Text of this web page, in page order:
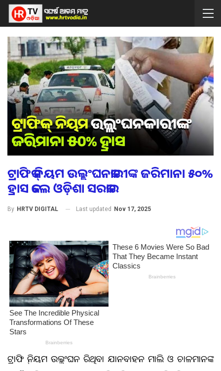
ଟ୍ରାଫିକ୍ ନିୟମ ଉଲ୍ଲଂଘନକାରୀଙ୍କ ଜରିମାନା ୫୦%
ହ୍ରାସ କଲେ ଓଡ଼ିଶା ସରକାର
By HRTV DIGITAL Last updated Nov 17, 2025
ଟ୍ରାଫିକ୍ ନିୟମ ଉଲ୍ଲଂଘନ କରିଥିବା ଯାନବାହନ ମାଲିକ ଓ ଚାଳକମାନଙ୍କ